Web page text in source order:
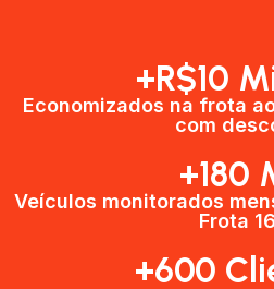
+R$10
Economizados na frota
com
+180
Veículos monitorados
Frota
+600